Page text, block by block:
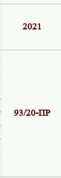
2021
93/20-ПР